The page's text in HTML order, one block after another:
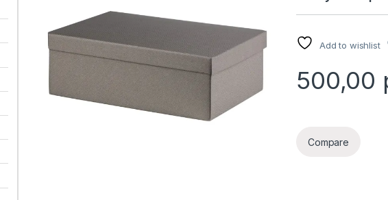
Add to wishlist
500,00
Compare